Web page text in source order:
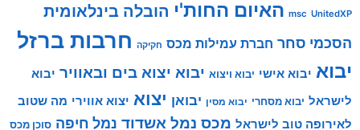
msc UnitedXP האיום החות'י הובלה בינלאומית
הסכמי סחר חברת עמילות מכס חקיקה חרבות ברזל
יבוא יבוא אישי יבוא ויצוא יבוא יצוא בים ובאוויר יבוא
לישראל יבוא מסחרי יבוא מסין יבואן יצוא יצוא אווירי מה שטוב
לאירופה טוב לישראל מכס נמל אשדוד נמל חיפה סוכן מכס